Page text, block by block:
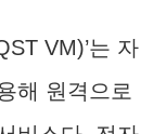
VM)’는 자
해 원격으로